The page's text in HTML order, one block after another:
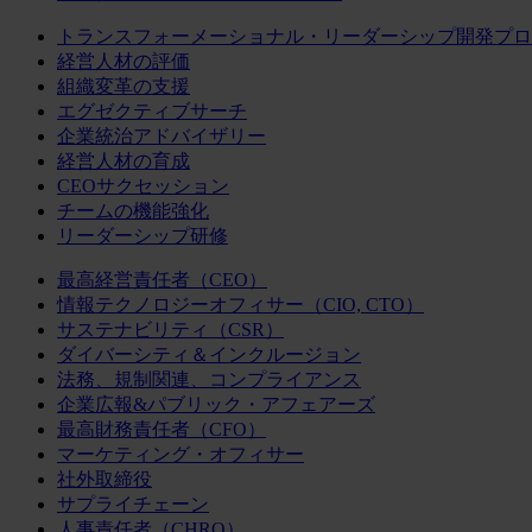
トランスフォーメーショナル・リーダーシップ開発プ
経営人材の評価
組織変革の支援
エグゼクティブサーチ
企業統治アドバイザリー
経営人材の育成
CEOサクセッション
チームの機能強化
リーダーシップ研修
最高経営責任者（CEO）
情報テクノロジーオフィサー（CIO, CTO）
サステナビリティ（CSR）
ダイバーシティ＆インクルージョン
法務、規制関連、コンプライアンス
企業広報&パブリック・アフェアーズ
最高財務責任者（CFO）
マーケティング・オフィサー
社外取締役
サプライチェーン